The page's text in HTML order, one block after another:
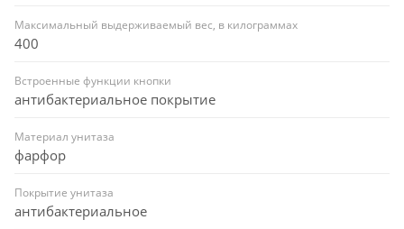
Максимальный выдерживаемый вес, в килограммах
400
Встроенные функции кнопки
антибактериальное покрытие
Материал унитаза
фарфор
Покрытие унитаза
антибактериальное